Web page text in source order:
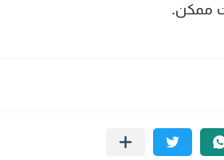
ممكن.